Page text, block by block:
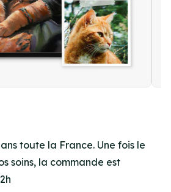
toute la France. Une fois le
soins, la commande est